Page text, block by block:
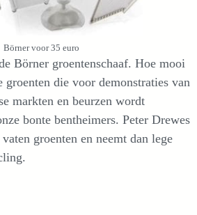
Börner voor 35 euro
Börner groentenschaaf. Hoe mooi
die voor demonstraties van
markten en beurzen wordt
bonte bentheimers. Peter Drewes
groenten en neemt dan lege